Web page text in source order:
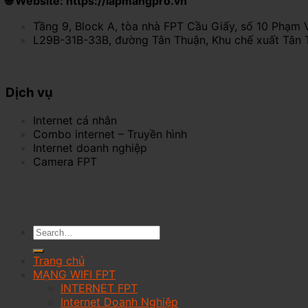
Tầng 9, Block A, tòa nhà FPT Cầu Giấy, số 10 Phạm
L29B-31B-33B, đường Tân Thuận, Khu chế xuất
Dịch vụ
Internet cá nhân
Combo internet – Truyền hình
Internet doanh nghiệp
Camera FPT
Trang chủ
MẠNG WIFI FPT
INTERNET FPT
Internet Doanh Nghiệp